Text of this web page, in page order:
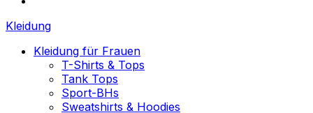
Kleidung
Kleidung für Frauen
T-Shirts & Tops
Tank Tops
Sport-BHs
Sweatshirts & Hoodies